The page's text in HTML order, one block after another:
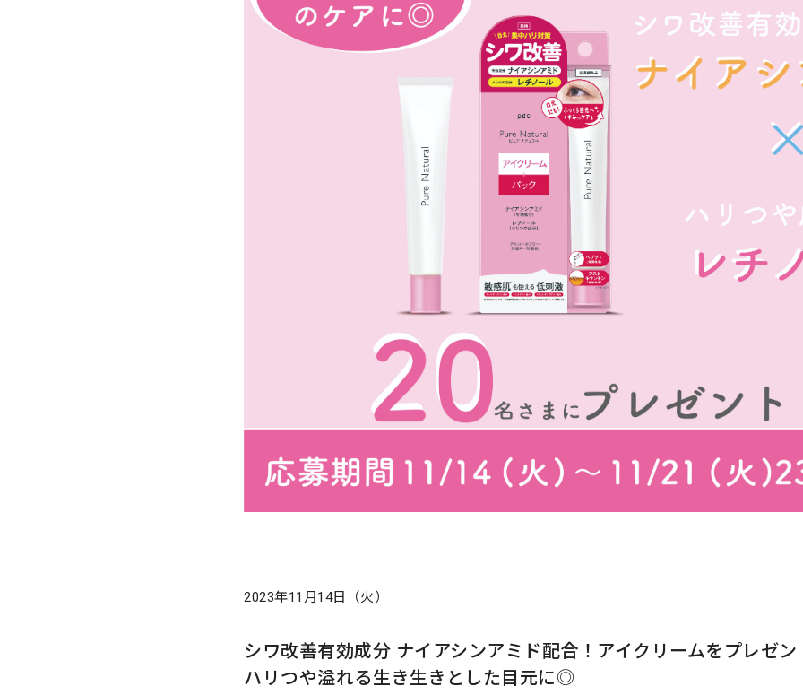
2023年11月14日（火）
シワ改善有効成分 ナイアシンアミド配合！アイクリームをプレゼン
ハリつや溢れる生き生きとした目元に◎